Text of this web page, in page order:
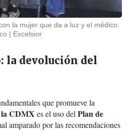
la mujer que da a luz y el médico.
Excelsior
la devolución del
que promueve la
la CDMX es el uso delPlan de
amparado por las recomendaciones